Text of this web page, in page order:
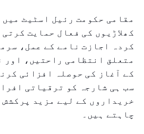
مقامی حکومت رئیل اسٹیٹ
کھلاڑیوں کی فعال حمایت کرتی
کردہ اجازت نامے کے عمل،
متعلق انتظامی راحتیں، اور
کے آغاز کی حوصلہ افزائی
سب ہی شارجہ کو ترقیاتی
خریداروں کے لیے مزید پرکشش
چاہتے ہیں۔